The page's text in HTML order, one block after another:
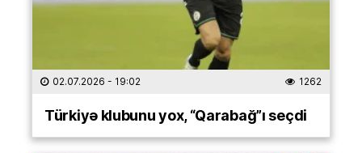
02.07.2026 - 19:02 1262
Türkiyə klubunu yox, “Qarabağ”ı seçdi